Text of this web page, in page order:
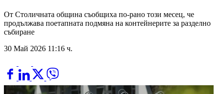
От Столичната община съобщиха по-рано този месец, че
продължава поетапната подмяна на контейнерите за разделно
събиране
30 Май 2026 11:16 ч.